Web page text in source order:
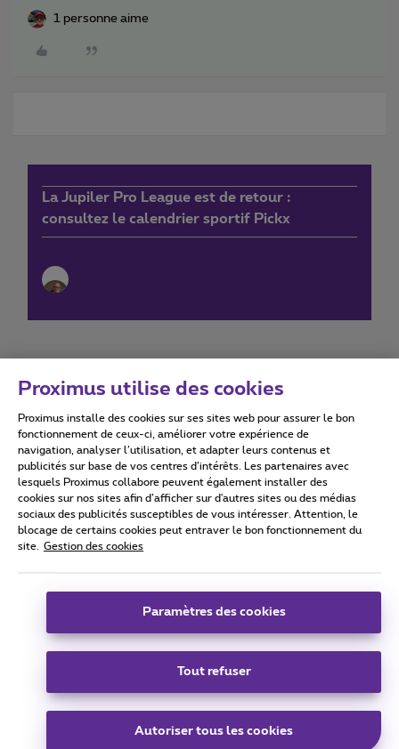
1 personne aime
La Jupiler Pro League est de retour :
consultez le calendrier sportif Pickx
Conditions d'utilisation Accessibility statement
Tous droits réservés. © 2026
Conditions générales, info consommateur
Coordonnées de l’entreprise
Boulevard du Roi Albert II 27 - B-1030 Bruxelles.
Carrier & Wholesale Solutions
|Telindus
Proximus utilise des cookies
Proximus installe des cookies sur ses sites web pour assurer le bon
fonctionnement de ceux-ci, améliorer votre expérience de
navigation, analyser l’utilisation, et adapter leurs contenus et
publicités sur base de vos centres d’intérêts. Les partenaires avec
lesquels Proximus collabore peuvent également installer des
cookies sur nos sites afin d’afficher sur d'autres sites ou des médias
sociaux des publicités susceptibles de vous intéresser. Attention, le
blocage de certains cookies peut entraver le bon fonctionnement du
site.
Gestion des cookies
Paramètres des cookies
Tout refuser
Autoriser tous les cookies